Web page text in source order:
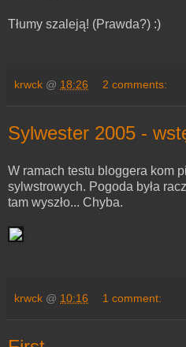
Tłumy szaleją! (Prawda?) :)
krwck @ 18:26 2 comments:
Sylwester 2005 -
W ramach testu bloggera kom
sylwstrowych. Pogoda była
tam wyszło... Chyba.
krwck @ 10:16 1 comment: